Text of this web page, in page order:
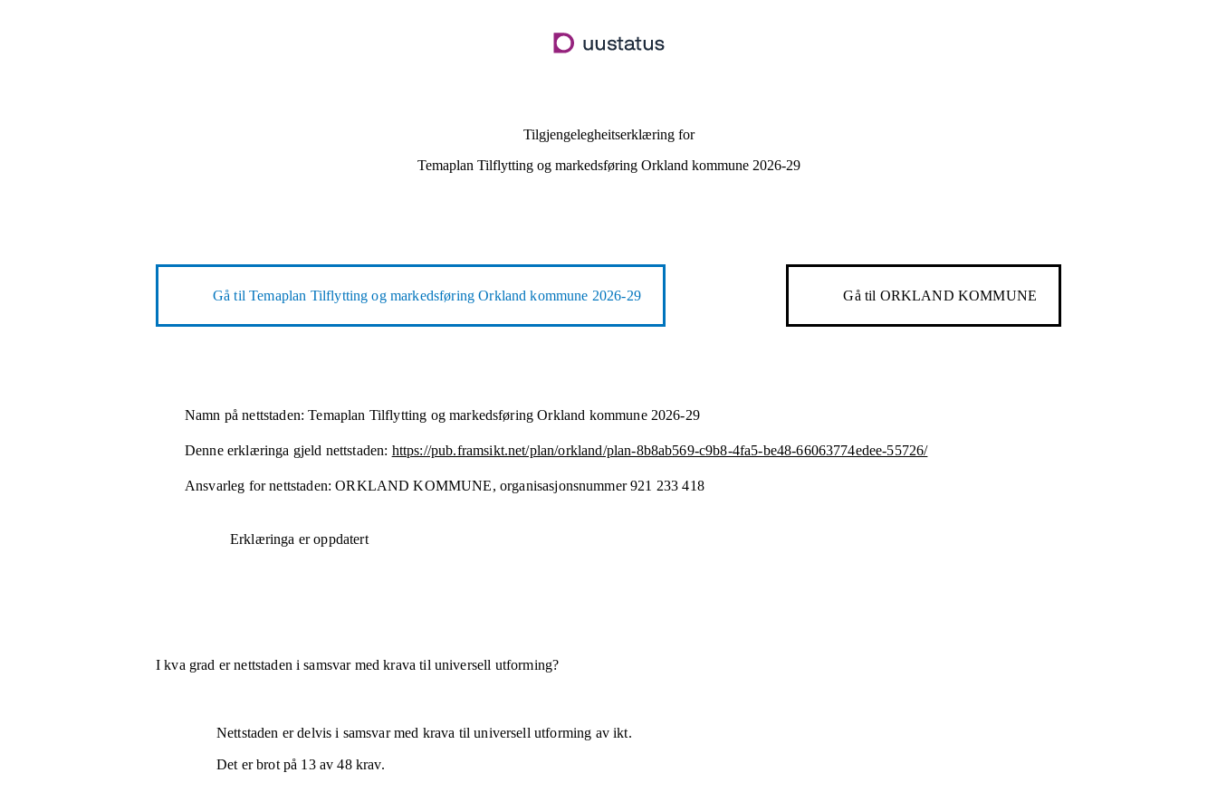
hovudinnhald
Tilgjengelegheitserklæring for
Temaplan Tilflytting og markedsføring Orkland kommune 2026-29
Gå tilTemaplan Tilflytting og markedsføring Orkland kommune 2026-29 Gå til ORKLAND KOMMUNE
Namn på nettstaden: Temaplan Tilflytting og markedsføring Orkland kommune 2026-29
Denne erklæringa gjeld nettstaden: https://pub.framsikt.net/plan/orkland/plan-8b8ab569-c9b8-4fa5-be48-66063774edee-55726/
Ansvarleg for nettstaden: ORKLAND KOMMUNE, organisasjonsnummer 921 233 418
Erklæringa er oppdatert
I kva grad er nettstaden i samsvar med krava til universell utforming?
Nettstaden erdelvis i samsvarmed krava til universell utforming av ikt.
Det er brot på 13av48krav.